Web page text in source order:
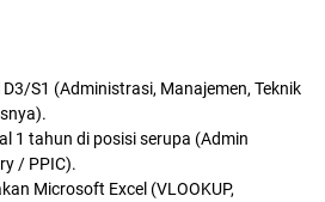
S1 (Administrasi, Manajemen, Teknik
1 tahun di posisi serupa (Admin
/ PPIC).
Microsoft Excel (VLOOKUP,